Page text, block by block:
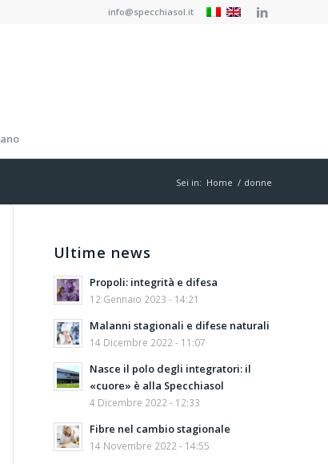
info@specchiasol.it
Sei in: Home / donne
Ultime news
Propoli: integrità e difesa
12 Gennaio 2023 - 14:21
Malanni stagionali e difese naturali
14 Dicembre 2022 - 11:07
Nasce il polo degli integratori: il
«cuore» è alla Specchiasol
4 Dicembre 2022 - 12:33
Fibre nel cambio stagionale
14 Novembre 2022 - 14:55